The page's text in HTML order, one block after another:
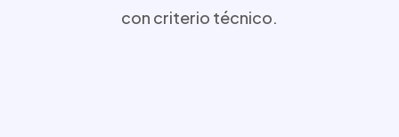
con criterio técnico.